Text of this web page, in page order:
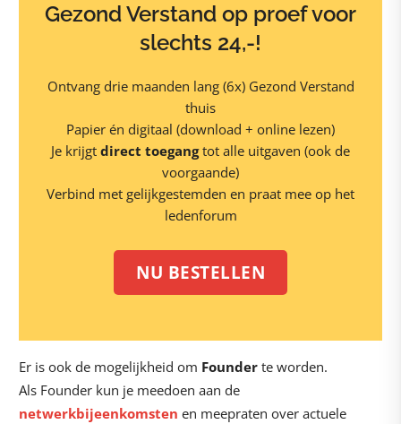
Gezond Verstand op proef voor
slechts 24,-!
Ontvang drie maanden lang (6x) Gezond Verstand
thuis
Papier én digitaal (download + online lezen)
Je krijgt direct toegangtot alle uitgaven (ook de
voorgaande)
Verbind met gelijkgestemden en praat mee op het
ledenforum
NU BESTELLEN
Er is ook de mogelijkheid om Founder te worden.
Als Founder kun je meedoen aan de
netwerkbijeenkomsten en meepraten over actuele